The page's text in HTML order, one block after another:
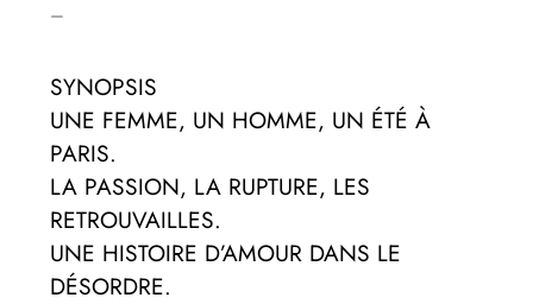
–
SYNOPSIS
UNE FEMME, UN HOMME, UN ÉTÉ À
PARIS.
LA PASSION, LA RUPTURE, LES
RETROUVAILLES.
UNE HISTOIRE D’AMOUR DANS LE
DÉSORDRE.